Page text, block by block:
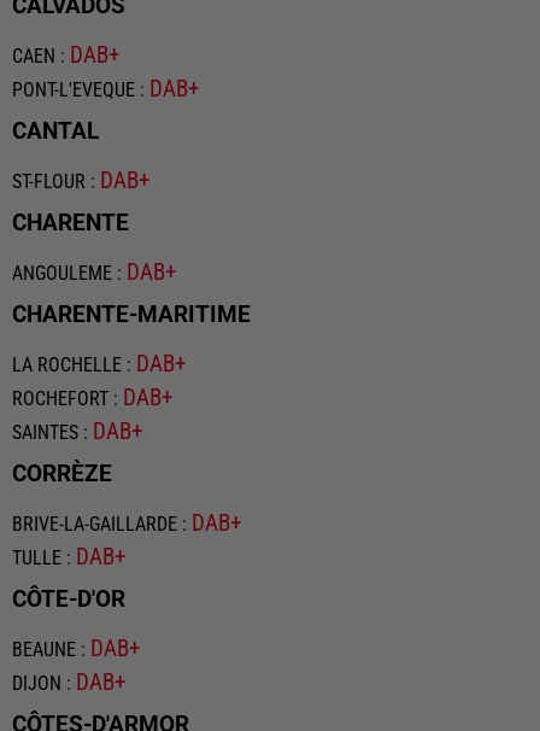
CALVADOS
CAEN : DAB+
PONT-L'EVEQUE : DAB+
CANTAL
ST-FLOUR : DAB+
CHARENTE
ANGOULEME : DAB+
CHARENTE-MARITIME
LA ROCHELLE : DAB+
ROCHEFORT : DAB+
SAINTES : DAB+
CORRÈZE
BRIVE-LA-GAILLARDE : DAB+
TULLE : DAB+
CÔTE-D'OR
BEAUNE : DAB+
DIJON : DAB+
CÔTES-D'ARMOR